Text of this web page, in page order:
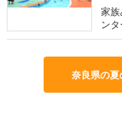
家
ン
奈良県の